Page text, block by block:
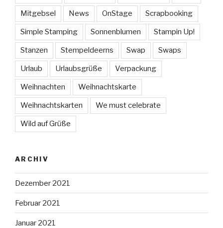
Mitgebsel News OnStage Scrapbooking
Simple Stamping Sonnenblumen Stampin Up!
Stanzen Stempeldeerns Swap Swaps
Urlaub Urlaubsgrüße Verpackung
Weihnachten Weihnachtskarte
Weihnachtskarten We must celebrate
Wild auf Grüße
ARCHIV
Dezember 2021
Februar 2021
Januar 2021